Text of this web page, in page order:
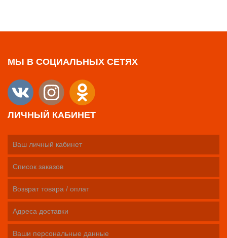
МЫ В СОЦИАЛЬНЫХ СЕТЯХ
ЛИЧНЫЙ КАБИНЕТ
Ваш личный кабинет
Список заказов
Возврат товара / оплат
Адреса доставки
Ваши персональные данные